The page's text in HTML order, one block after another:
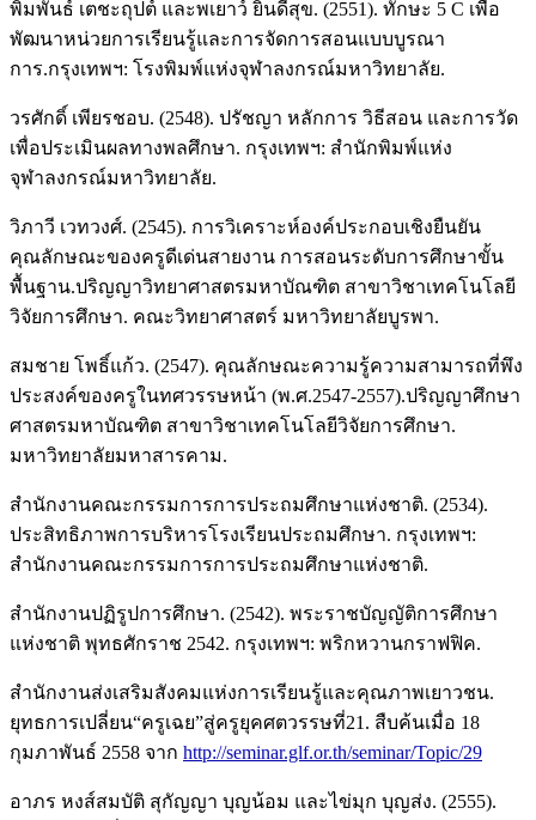
พิมพันธ์ เตชะถุปต์ และพเยาว์ ยินดีสุข. (2551). ทักษะ 5 C เพื่อ
พัฒนาหน่วยการเรียนรู้และการจัดการสอนแบบบูรณา
การ.กรุงเทพฯ: โรงพิมพ์แห่งจุฬาลงกรณ์มหาวิทยาลัย.
วรศักดิ์ เพียรชอบ. (2548). ปรัชญา หลักการ วิธีสอน และการวัด
เพื่อประเมินผลทางพลศึกษา. กรุงเทพฯ: สำนักพิมพ์แห่ง
จุฬาลงกรณ์มหาวิทยาลัย.
วิภาวี เวทวงศ์. (2545). การวิเคราะห์องค์ประกอบเชิงยืนยัน
คุณลักษณะของครูดีเด่นสายงาน การสอนระดับการศึกษาขั้น
พื้นฐาน.ปริญญาวิทยาศาสตรมหาบัณฑิต สาขาวิชาเทคโนโลยี
วิจัยการศึกษา. คณะวิทยาศาสตร์ มหาวิทยาลัยบูรพา.
สมชาย โพธิ์แก้ว. (2547). คุณลักษณะความรู้ความสามารถที่พึง
ประสงค์ของครูในทศวรรษหน้า (พ.ศ.2547-2557).ปริญญาศึกษา
ศาสตรมหาบัณฑิต สาขาวิชาเทคโนโลยีวิจัยการศึกษา.
มหาวิทยาลัยมหาสารคาม.
สำนักงานคณะกรรมการการประถมศึกษาแห่งชาติ. (2534).
ประสิทธิภาพการบริหารโรงเรียนประถมศึกษา. กรุงเทพฯ:
สำนักงานคณะกรรมการการประถมศึกษาแห่งชาติ.
สำนักงานปฏิรูปการศึกษา. (2542). พระราชบัญญัติการศึกษา
แห่งชาติ พุทธศักราช 2542. กรุงเทพฯ: พริกหวานกราฟฟิค.
สำนักงานส่งเสริมสังคมแห่งการเรียนรู้และคุณภาพเยาวชน.
ยุทธการเปลี่ยน“ครูเฉย”สู่ครูยุคศตวรรษที่21. สืบค้นเมื่อ 18
กุมภาพันธ์ 2558 จาก http://seminar.glf.or.th/seminar/Topic/29
อาภร หงส์สมบัติ สุกัญญา บุญน้อม และไข่มุก บุญส่ง. (2555).